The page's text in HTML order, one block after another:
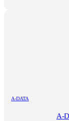
A-DATA
A-